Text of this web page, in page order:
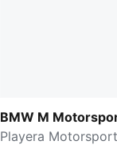
BMW M
Playera